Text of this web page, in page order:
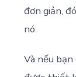
đơn giản,
nó.
Và nếu